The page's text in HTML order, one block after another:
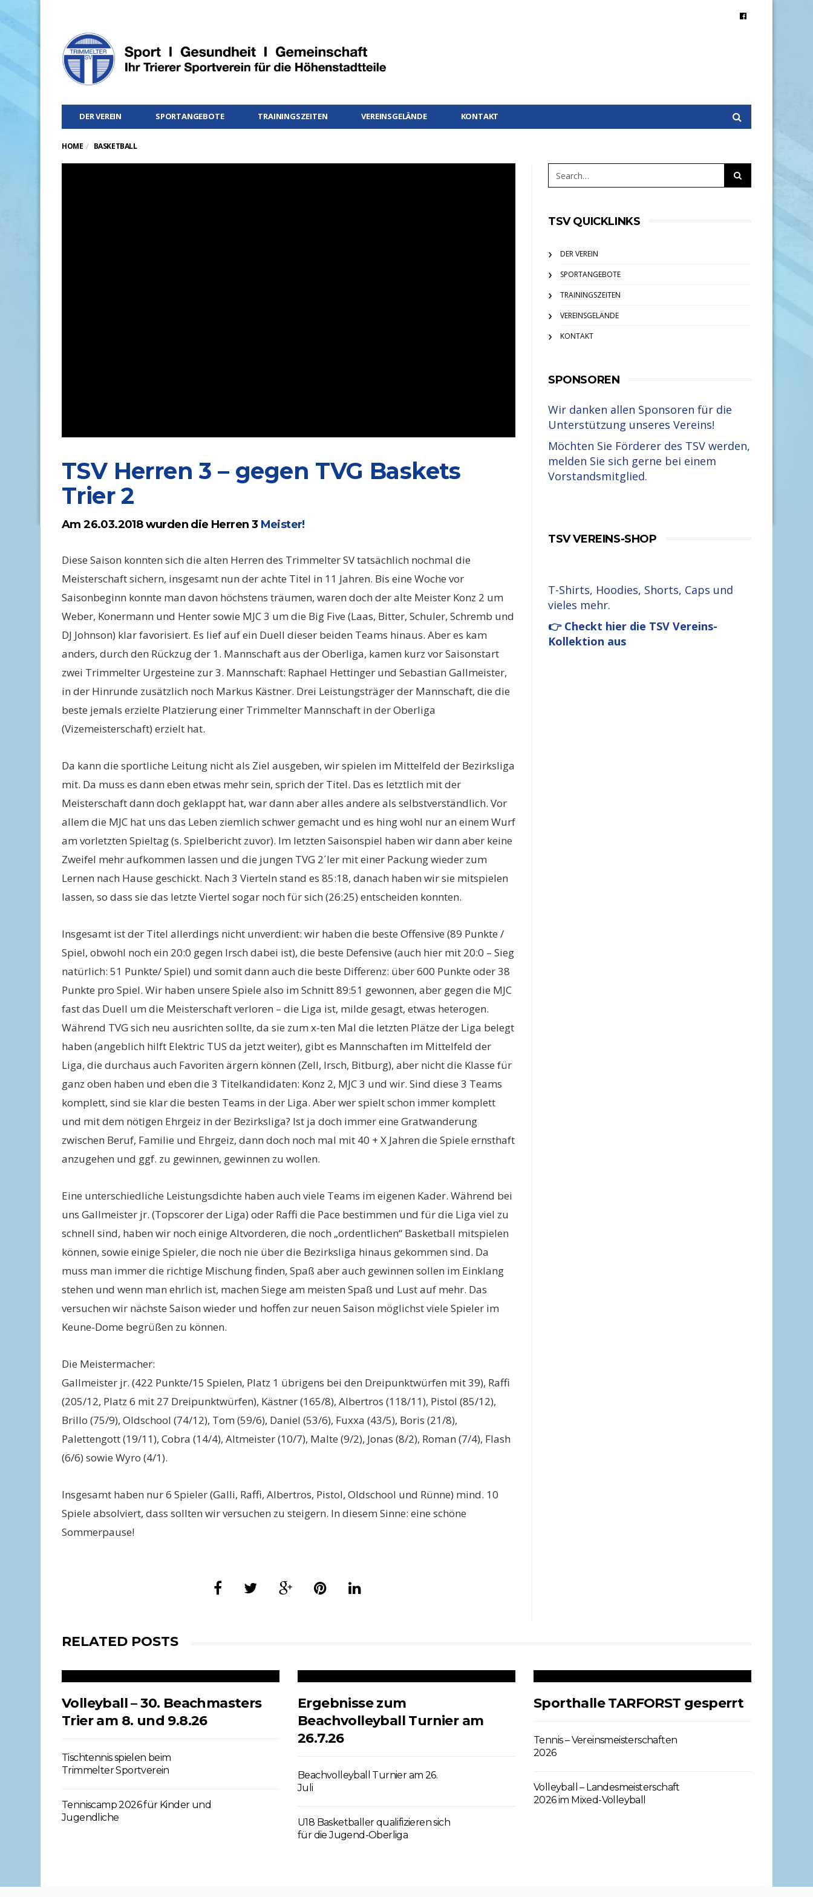
DER VEREIN SPORTANGEBOTE TRAININGSZEITEN VEREINSGELÄNDE KONTAKT
HOME BASKETBALL
TSV Herren 3 – gegen TVG Baskets
Trier 2
Am 26.03.2018 wurden die Herren 3 Meister!
Diese Saison konnten sich die alten Herren des Trimmelter SV tatsächlich nochmal die
Meisterschaft sichern, insgesamt nun der achte Titel in 11 Jahren. Bis eine Woche vor
Saisonbeginn konnte man davon höchstens träumen, waren doch der alte Meister Konz 2 um
Weber, Konermann und Henter sowie MJC 3 um die Big Five (Laas, Bitter, Schuler, Schremb und
DJ Johnson) klar favorisiert. Es lief auf ein Duell dieser beiden Teams hinaus. Aber es kam
anders, durch den Rückzug der 1. Mannschaft aus der Oberliga, kamen kurz vor Saisonstart
zwei Trimmelter Urgesteine zur 3. Mannschaft: Raphael Hettinger und Sebastian Gallmeister,
in der Hinrunde zusätzlich noch Markus Kästner. Drei Leistungsträger der Mannschaft, die die
beste jemals erzielte Platzierung einer Trimmelter Mannschaft in der Oberliga
(Vizemeisterschaft) erzielt hat.
Da kann die sportliche Leitung nicht als Ziel ausgeben, wir spielen im Mittelfeld der Bezirksliga
mit. Da muss es dann eben etwas mehr sein, sprich der Titel. Das es letztlich mit der
Meisterschaft dann doch geklappt hat, war dann aber alles andere als selbstverständlich. Vor
allem die MJC hat uns das Leben ziemlich schwer gemacht und es hing wohl nur an einem Wurf
am vorletzten Spieltag (s. Spielbericht zuvor). Im letzten Saisonspiel haben wir dann aber keine
Zweifel mehr aufkommen lassen und die jungen TVG 2´ler mit einer Packung wieder zum
Lernen nach Hause geschickt. Nach 3 Vierteln stand es 85:18, danach haben wir sie mitspielen
lassen, so dass sie das letzte Viertel sogar noch für sich (26:25) entscheiden konnten.
Insgesamt ist der Titel allerdings nicht unverdient: wir haben die beste Offensive (89 Punkte /
Spiel, obwohl noch ein 20:0 gegen Irsch dabei ist), die beste Defensive (auch hier mit 20:0 – Sieg
natürlich: 51 Punkte/ Spiel) und somit dann auch die beste Differenz: über 600 Punkte oder 38
Punkte pro Spiel. Wir haben unsere Spiele also im Schnitt 89:51 gewonnen, aber gegen die MJC
fast das Duell um die Meisterschaft verloren – die Liga ist, milde gesagt, etwas heterogen.
Während TVG sich neu ausrichten sollte, da sie zum x-ten Mal die letzten Plätze der Liga belegt
haben (angeblich hilft Elektric TUS da jetzt weiter), gibt es Mannschaften im Mittelfeld der
Liga, die durchaus auch Favoriten ärgern können (Zell, Irsch, Bitburg), aber nicht die Klasse für
ganz oben haben und eben die 3 Titelkandidaten: Konz 2, MJC 3 und wir. Sind diese 3 Teams
komplett, sind sie klar die besten Teams in der Liga. Aber wer spielt schon immer komplett
und mit dem nötigen Ehrgeiz in der Bezirksliga? Ist ja doch immer eine Gratwanderung
zwischen Beruf, Familie und Ehrgeiz, dann doch noch mal mit 40 + X Jahren die Spiele ernsthaft
anzugehen und ggf. zu gewinnen, gewinnen zu wollen.
Eine unterschiedliche Leistungsdichte haben auch viele Teams im eigenen Kader. Während bei
uns Gallmeister jr. (Topscorer der Liga) oder Raffi die Pace bestimmen und für die Liga viel zu
schnell sind, haben wir noch einige Altvorderen, die noch „ordentlichen“ Basketball mitspielen
können, sowie einige Spieler, die noch nie über die Bezirksliga hinaus gekommen sind. Da
muss man immer die richtige Mischung finden, Spaß aber auch gewinnen sollen im Einklang
stehen und wenn man ehrlich ist, machen Siege am meisten Spaß und Lust auf mehr. Das
versuchen wir nächste Saison wieder und hoffen zur neuen Saison möglichst viele Spieler im
Keune-Dome begrüßen zu können.
Die Meistermacher:
Gallmeister jr. (422 Punkte/15 Spielen, Platz 1 übrigens bei den Dreipunktwürfen mit 39), Raffi
(205/12, Platz 6 mit 27 Dreipunktwürfen), Kästner (165/8), Albertros (118/11), Pistol (85/12),
Brillo (75/9), Oldschool (74/12), Tom (59/6), Daniel (53/6), Fuxxa (43/5), Boris (21/8),
Palettengott (19/11), Cobra (14/4), Altmeister (10/7), Malte (9/2), Jonas (8/2), Roman (7/4), Flash
(6/6) sowie Wyro (4/1).
Insgesamt haben nur 6 Spieler (Galli, Raffi, Albertros, Pistol, Oldschool und Rünne) mind. 10
Spiele absolviert, dass sollten wir versuchen zu steigern. In diesem Sinne: eine schöne
Sommerpause!
TSV QUICKLINKS
DER VEREIN
SPORTANGEBOTE
TRAININGSZEITEN
VEREINSGELÄNDE
KONTAKT
SPONSOREN
Wir danken allen Sponsoren für die
Unterstützung unseres Vereins!
Möchten Sie Förderer des TSV werden,
melden Sie sich gerne bei einem
Vorstandsmitglied.
TSV VEREINS-SHOP
T-Shirts, Hoodies, Shorts, Caps und
vieles mehr.
👉 Checkt hier die TSV Vereins-
Kollektion aus
RELATED POSTS
Volleyball – 30. Beachmasters
Trier am 8. und 9.8.26
Tischtennis spielen beim
Trimmelter Sportverein
Tenniscamp 2026 für Kinder und
Jugendliche
Ergebnisse zum
Beachvolleyball Turnier am
26.7.26
Beachvolleyball Turnier am 26.
Juli
U18 Basketballer qualifizieren sich
für die Jugend-Oberliga
Sporthalle TARFORST gesperrt
Tennis – Vereinsmeisterschaften
2026
Volleyball – Landesmeisterschaft
2026 im Mixed-Volleyball